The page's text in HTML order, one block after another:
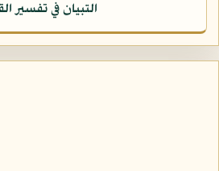
التبيان في تفسير